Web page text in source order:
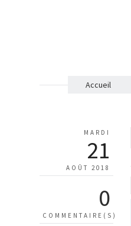
Accueil
MARDI
21
AOÛT 2018
0
COMMENTAIRE(S)